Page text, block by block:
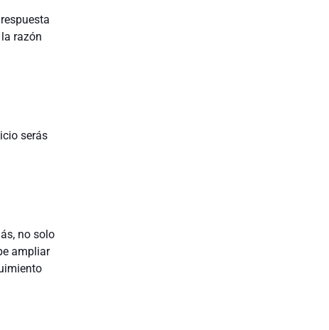
razón
serás
no solo
ampliar